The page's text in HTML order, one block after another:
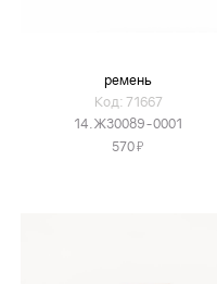
ремень
Код: 71667
14.Ж30089-0001
570Я